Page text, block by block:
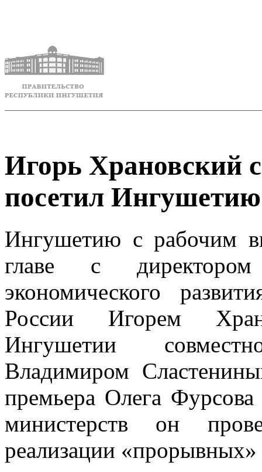
Игорь Храновский
посетил Ингушетию
Ингушетию с рабочим
главе с директором
экономического
России Игорем
Ингушетии
Владимиром
премьера Олега
министерств он
реализации